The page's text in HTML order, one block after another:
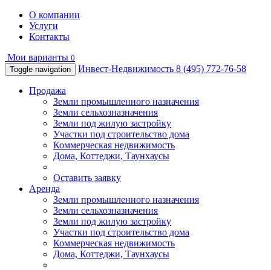
О компании
Услуги
Контакты
Мои варианты 0
Toggle navigation
Инвест-Недвижимость 8 (495) 772-76-58
Продажа
Земли промышленного назначения
Земли сельхозназначения
Земли под жилую застройку
Участки под строительство дома
Коммерческая недвижимость
Дома, Коттеджи, Таунхаусы
Оставить заявку
Аренда
Земли промышленного назначения
Земли сельхозназначения
Земли под жилую застройку
Участки под строительство дома
Коммерческая недвижимость
Дома, Коттеджи, Таунхаусы